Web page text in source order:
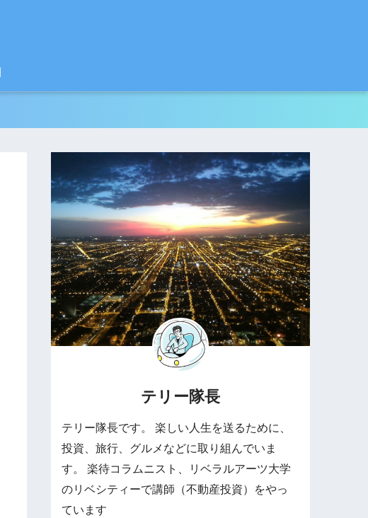
テリー隊長
テリー隊長です。 楽しい人生を送るために、
投資、旅行、グルメなどに取り組んでいま
す。 楽待コラムニスト、リベラルアーツ大学
のリベシティーで講師（不動産投資）をやっ
ています